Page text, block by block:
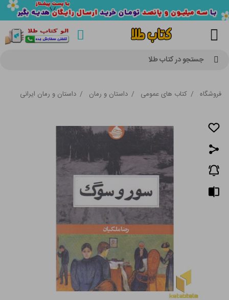
جستجو در کتاب طلا
فروشگاه / کتاب های عمومی / داستان و رمان / داستان و رمان ایرانی